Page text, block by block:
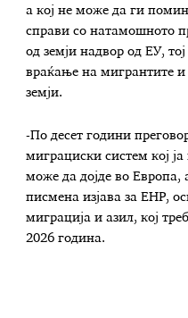
а кој не може да ги
справи со натамошното
од земји надвор од ЕУ,
враќање на мигрантите и
земји.
-По десет години
миграциски систем кој ја
може да дојде во Европа,
писмена изјава за ЕНР,
миграција и азил, кој
2026 година.